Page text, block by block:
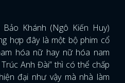
Khánh (Ngô Kiến Huy)
hợp đây là một bộ phim cổ
hóa nữ hay nữ hóa nam
Anh Đài” thì có thể chấp
đại như vậy mà nhà làm